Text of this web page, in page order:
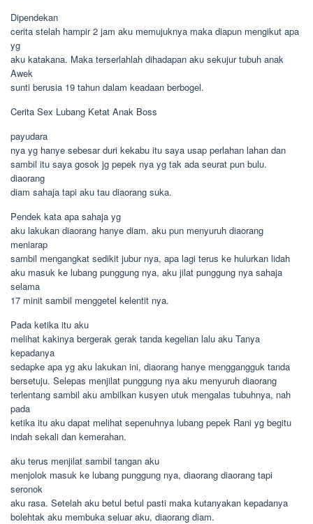
Dipendekan
cerita stelah hampir 2 jam aku memujuknya maka diapun mengikut apa
yg
aku katakana. Maka terserlahlah dihadapan aku sekujur tubuh anak
Awek
sunti berusia 19 tahun dalam keadaan berbogel.
Cerita Sex Lubang Ketat Anak Boss
payudara
nya yg hanye sebesar duri kekabu itu saya usap perlahan lahan dan
sambil itu saya gosok jg pepek nya yg tak ada seurat pun bulu.
diaorang
diam sahaja tapi aku tau diaorang suka.
Pendek kata apa sahaja yg
aku lakukan diaorang hanye diam. aku pun menyuruh diaorang
meniarap
sambil mengangkat sedikit jubur nya, apa lagi terus ke hulurkan lidah
aku masuk ke lubang punggung nya, aku jilat punggung nya sahaja
selama
17 minit sambil menggetel kelentit nya.
Pada ketika itu aku
melihat kakinya bergerak gerak tanda kegelian lalu aku Tanya
kepadanya
sedapke apa yg aku lakukan ini, diaorang hanye menggangguk tanda
bersetuju. Selepas menjilat punggung nya aku menyuruh diaorang
terlentang sambil aku ambilkan kusyen utuk mengalas tubuhnya, nah
pada
ketika itu aku dapat melihat sepenuhnya lubang pepek Rani yg begitu
indah sekali dan kemerahan.
aku terus menjilat sambil tangan aku
menjolok masuk ke lubang punggung nya, diaorang diaorang tapi
seronok
aku rasa. Setelah aku betul betul pasti maka kutanyakan kepadanya
bolehtak aku membuka seluar aku, diaorang diam.